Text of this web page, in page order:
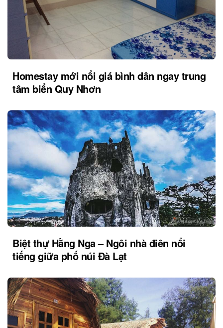
Homestay mới nổi giá bình dân ngay trung
tâm biển Quy Nhơn
Biệt thự Hằng Nga – Ngôi nhà điên nổi
tiếng giữa phố núi Đà Lạt